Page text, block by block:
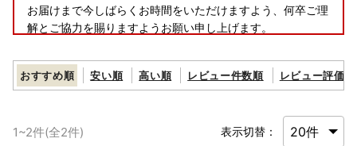
お届けまで今しばらくお時間をいただけますよう、何卒ご理
解とご協力を賜りますようお願い申し上げます。
おすすめ順 安い順 高い順 レビュー件数順 レビュー評価順
1~2件(全2件) 表示切替：